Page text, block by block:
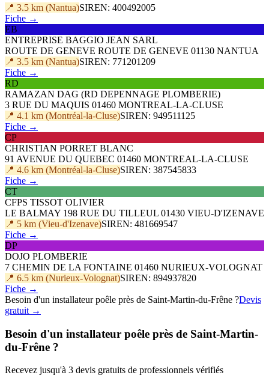
📍 3.5 km (Nantua)SIREN: 400492005
Fiche →
EB
ENTREPRISE BAGGIO JEAN SARL
ROUTE DE GENEVE ROUTE DE GENEVE 01130 NANTUA
📍 3.5 km (Nantua)SIREN: 771201209
Fiche →
RD
RAMAZAN DAG (RD DEPENNAGE PLOMBERIE)
3 RUE DU MAQUIS 01460 MONTREAL-LA-CLUSE
📍 4.1 km (Montréal-la-Cluse)SIREN: 949511125
Fiche →
CP
CHRISTIAN PORRET BLANC
91 AVENUE DU QUEBEC 01460 MONTREAL-LA-CLUSE
📍 4.6 km (Montréal-la-Cluse)SIREN: 387545833
Fiche →
CT
CFPS TISSOT OLIVIER
LE BALMAY 198 RUE DU TILLEUL 01430 VIEU-D'IZENAVE
📍 5 km (Vieu-d'Izenave)SIREN: 481669547
Fiche →
DP
DOJO PLOMBERIE
7 CHEMIN DE LA FONTAINE 01460 NURIEUX-VOLOGNAT
📍 6.5 km (Nurieux-Volognat)SIREN: 894937820
Fiche →
Besoin d'un installateur poêle près de Saint-Martin-du-Frêne ?Devis
gratuit →
Besoin d'un installateur poêle près de Saint-Martin-
du-Frêne ?
Recevez jusqu'à 3 devis gratuits de professionnels vérifiés